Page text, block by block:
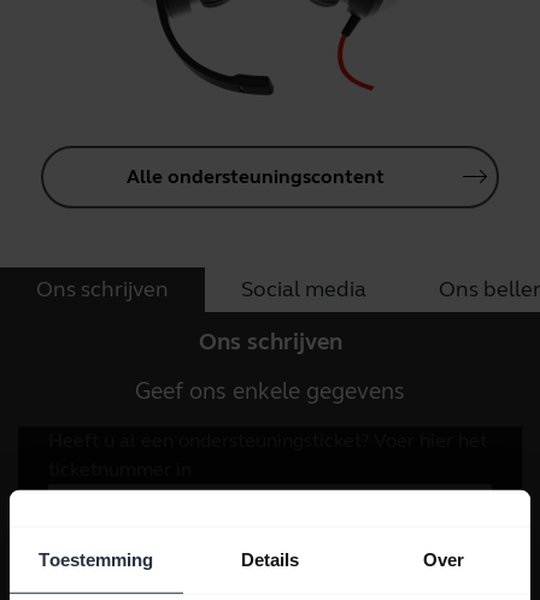
Toestemming Details Over
Alle ondersteuningscontent
Ons schrijven Social media Ons
Ons schrijven
Geef ons enkele gegevens